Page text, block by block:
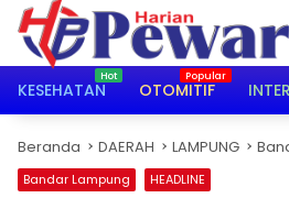
Langsung
konten
KESEHATAN
OTOMITIF
Beranda DAERAH LAMPUNG
Bandar Lampung HEADLINE